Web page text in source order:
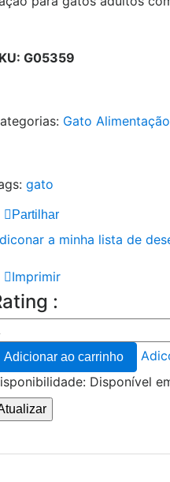
G05359
Gato Alimentação
gato
Partilhar
a minha lista de
Imprimir
:
Adicionar ao carrinho
Disponível